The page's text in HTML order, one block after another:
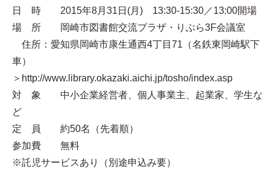
日 時 2015年8月31日(月) 13:30-15:30／13:00開場
場 所 岡崎市図書館交流プラザ・りぶら3F会議室
住所：愛知県岡崎市康生通西4丁目71（名鉄東岡崎駅下
車）
＞http://www.library.okazaki.aichi.jp/tosho/index.asp
対 象 中小企業経営者、個人事業主、起業家、学生な
ど
定 員 約50名（先着順）
参加費 無料
※託児サービスあり（別途申込み要）